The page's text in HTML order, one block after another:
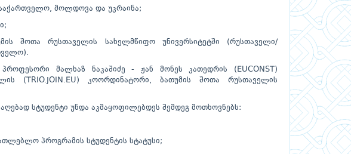
მოლდოვა და უკრაინა;
შოთა რუსთაველის სახელმწიფო უნივერსიტეტში (რუსთაველი/
მალხაზ ნაკაშიძე - ჟან მონეს კათედრის (EUCONST)
(TRIO.JOIN.EU) კოორდინატორი, ბათუმის შოთა რუსთაველის
სტუდენტი უნდა აკმაყოფილებდეს შემდეგ მოთხოვნებს:
პროგრამის სტუდენტის სტატუსი;